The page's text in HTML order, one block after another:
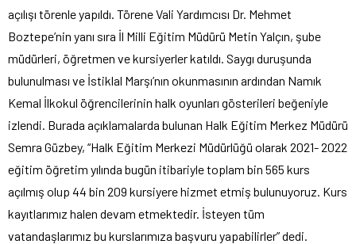
açılışı törenle yapıldı. Törene Vali Yardımcısı Dr. Mehmet
Boztepe’nin yanı sıra İl Milli Eğitim Müdürü Metin Yalçın, şube
müdürleri, öğretmen ve kursiyerler katıldı. Saygı duruşunda
bulunulması ve İstiklal Marşı’nın okunmasının ardından Namık
Kemal İlkokul öğrencilerinin halk oyunları gösterileri beğeniyle
izlendi. Burada açıklamalarda bulunan Halk Eğitim Merkez Müdürü
Semra Güzbey, “Halk Eğitim Merkezi Müdürlüğü olarak 2021- 2022
eğitim öğretim yılında bugün itibariyle toplam bin 565 kurs
açılmış olup 44 bin 209 kursiyere hizmet etmiş bulunuyoruz. Kurs
kayıtlarımız halen devam etmektedir. İsteyen tüm
vatandaşlarımız bu kurslarımıza başvuru yapabilirler” dedi.